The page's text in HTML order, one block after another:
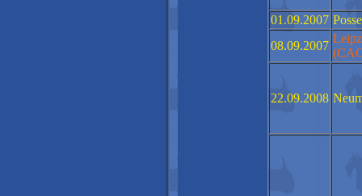
01.09.2007
08.09.2007
22.09.2008